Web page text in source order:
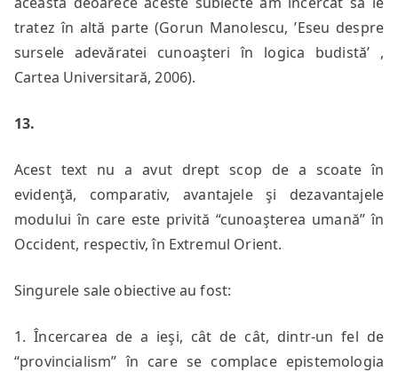
tratez în altă parte (Gorun Manolescu, ’Eseu despre
sursele adevăratei cunoaşteri în logica budistă’ ,
Cartea Universitară, 2006).
13.
Acest text nu a avut drept scop de a scoate în
evidenţă, comparativ, avantajele şi dezavantajele
modului în care este privită “cunoaşterea umană” în
Occident, respectiv, în Extremul Orient.
Singurele sale obiective au fost:
1. Încercarea de a ieşi, cât de cât, dintr-un fel de
“provincialism” în care se complace epistemologia